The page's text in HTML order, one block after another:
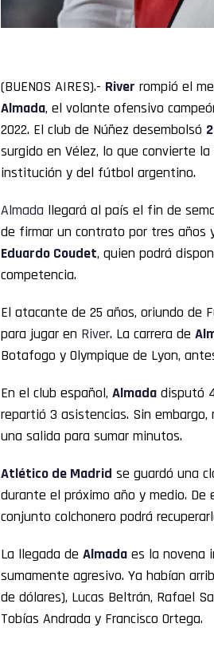
(BUENOS AIRES).- River rompió el
Almada, el volante ofensivo
2022. El club de Núñez desembolsó
surgido en Vélez, lo que convierte
institución y del fútbol argentino.
Almada llegará al país el fin de
de firmar un contrato por tres años
Eduardo Coudet, quien podrá
competencia.
El atacante de 25 años, oriundo de
para jugar en River. La carrera de
Botafogo y Olympique de Lyon,
En el club español, Almada disputó
repartió 3 asistencias. Sin
una salida para sumar minutos.
Atlético de Madrid se guardó una
durante el próximo año y medio.
conjunto colchonero podrá
La llegada de Almada es la novena
sumamente agresivo. Ya habían
de dólares), Lucas Beltrán, Rafael
Tobías Andrada y Francisco Ortega.